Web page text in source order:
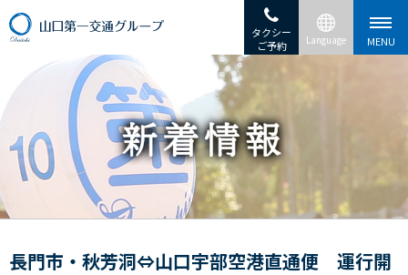
タクシー
ご予約
長門市・秋芳洞⇔山口宇部空港直通便 運行開